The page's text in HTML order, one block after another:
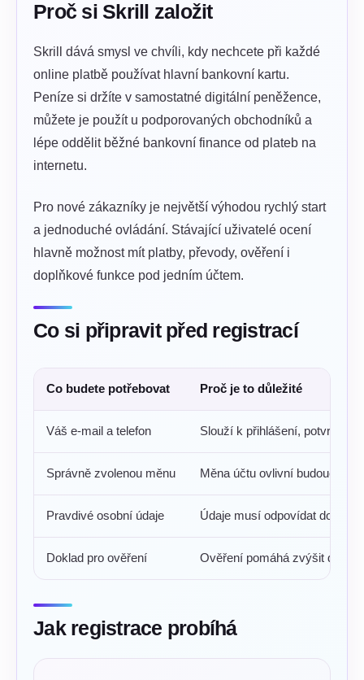
Proč si Skrill založit
Skrill dává smysl ve chvíli, kdy nechcete při každé
online platbě používat hlavní bankovní kartu.
Peníze si držíte v samostatné digitální peněžence,
můžete je použít u podporovaných obchodníků a
lépe oddělit běžné bankovní finance od plateb na
internetu.
Pro nové zákazníky je největší výhodou rychlý start
a jednoduché ovládání. Stávající uživatelé ocení
hlavně možnost mít platby, převody, ověření i
doplňkové funkce pod jedním účtem.
Co si připravit před registrací
Co budete potřebovat Proč je to důležité
Váš e-mail a telefon Slouží k přihlášení, potvrzení
Správně zvolenou měnu Měna účtu ovlivní budoucí
Pravdivé osobní údaje Údaje musí odpovídat
Doklad pro ověření Ověření pomáhá zvýšit
Jak registrace probíhá